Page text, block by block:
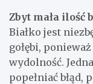
Zbyt mała ilość
Białko jest
gołębi,
wydolność.
popełniać błąd,